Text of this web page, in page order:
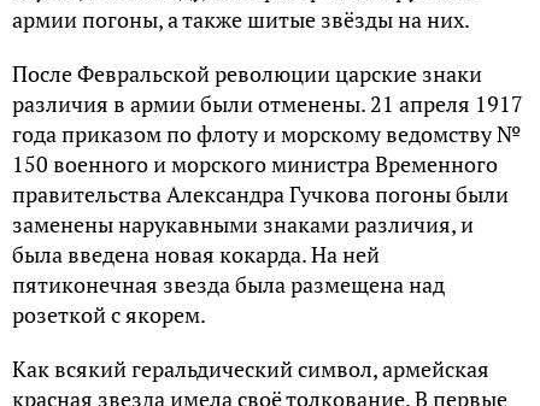
армии погоны, а также шитые звёзды на них.
После Февральской революции царские знаки
различия в армии были отменены. 21 апреля 1917
года приказом по флоту и морскому ведомству №
150 военного и морского министра Временного
правительства Александра Гучкова погоны были
заменены нарукавными знаками различия, и
была введена новая кокарда. На ней
пятиконечная звезда была размещена над
розеткой с якорем.
Как всякий геральдический символ, армейская
красная звезда имела своё толкование. В первые